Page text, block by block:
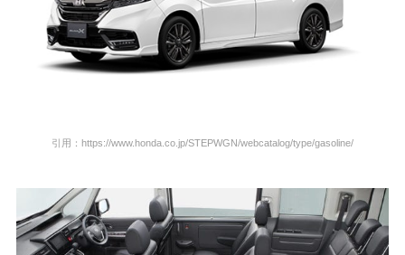
引用：https://www.honda.co.jp/STEPWGN/webcatalog/type/gasoline/